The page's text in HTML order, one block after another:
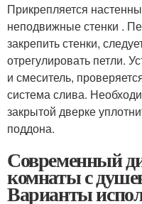
Прикрепляется
неподвижные стенки .
закрепить стенки,
отрегулировать петли.
и смеситель,
система слива.
закрытой дверке
поддона.
Современный
комнаты с
Варианты